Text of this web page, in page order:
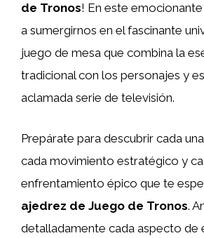
de Tronos! En este
a sumergirnos en el fascinante
juego de mesa que combina la
tradicional con los personajes y
aclamada serie de televisión.
Prepárate para descubrir cada
cada movimiento estratégico y
enfrentamiento épico que te
ajedrez de Juego de Tronos.
detalladamente cada aspecto de